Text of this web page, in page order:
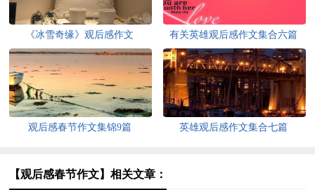
《冰雪奇缘》观后感作文 有关英雄观后感作文集合六篇
观后感春节作文集锦9篇 英雄观后感作文集合七篇
【观后感春节作文】相关文章：